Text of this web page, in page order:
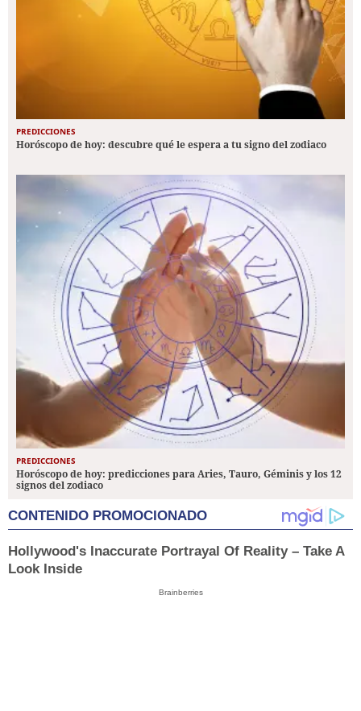
PREDICCIONES
Horóscopo de hoy: descubre qué le espera a tu signo del zodiaco
PREDICCIONES
Horóscopo de hoy: predicciones para Aries, Tauro, Géminis y los 12
signos del zodiaco
CONTENIDO PROMOCIONADO
Hollywood's Inaccurate Portrayal Of Reality – Take A
Look Inside
Brainberries